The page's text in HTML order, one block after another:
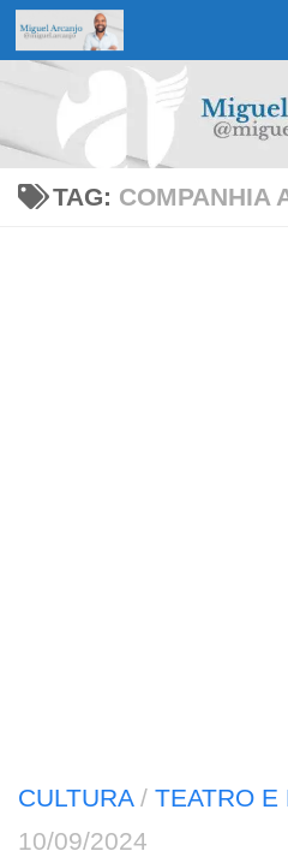
Skip to content
TAG: COMPANHIA
CULTURA/ TEATRO E
10/09/2024